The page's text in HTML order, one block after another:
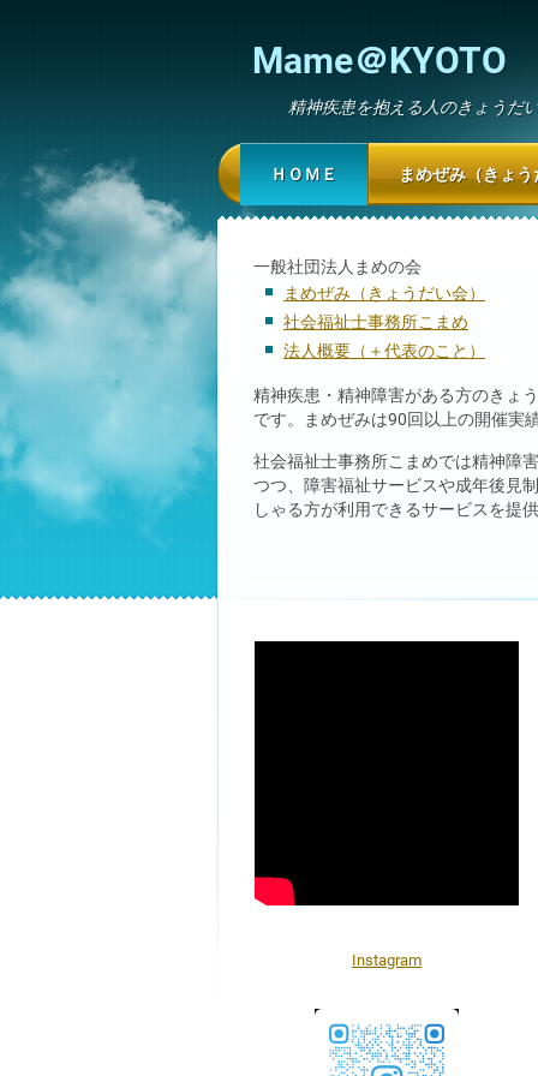
Mame＠KYOTO
精神疾患を抱える人のきょうだ
一般社団法人まめの会
まめぜみ（きょうだい会）
社会福祉士事務所こまめ
法人概要（＋代表のこと）
精神疾患・精神障害がある方のきょ
です。まめぜみは90回以上の開催実
社会福祉士事務所こまめでは精神障
つつ、障害福祉サービスや成年後見
しゃる方が利用できるサービスを提
Instagram
ＨＯＭＥ まめぜみ（きょ